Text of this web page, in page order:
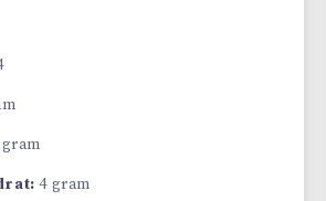
4 gram